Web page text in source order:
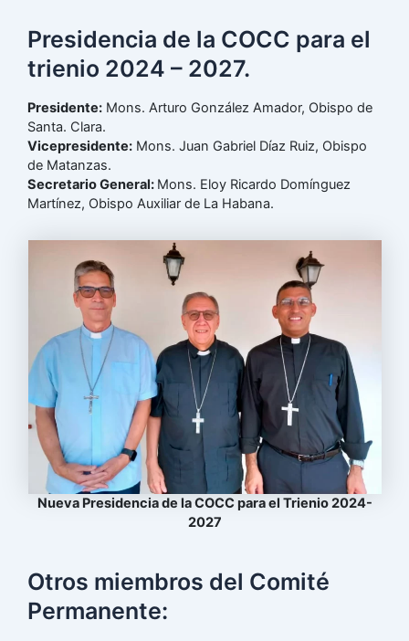
Presidencia de la COCC para el
trienio 2024 – 2027.
Presidente: Mons. Arturo González Amador, Obispo de
Santa. Clara.
Vicepresidente: Mons. Juan Gabriel Díaz Ruiz, Obispo
de Matanzas.
Secretario General: Mons. Eloy Ricardo Domínguez
Martínez, Obispo Auxiliar de La Habana.
Nueva Presidencia de la COCC para el Trienio 2024-
2027
Otros miembros del Comité
Permanente: